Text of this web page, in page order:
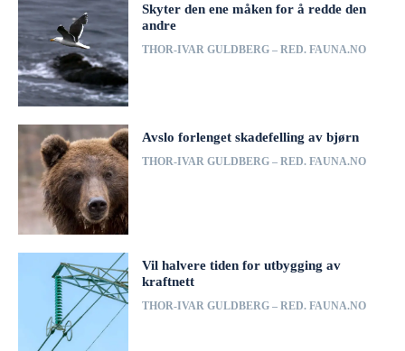
Skyter den ene måken for å redde den
andre
THOR-IVAR GULDBERG – RED. FAUNA.NO
Avslo forlenget skadefelling av bjørn
THOR-IVAR GULDBERG – RED. FAUNA.NO
Vil halvere tiden for utbygging av
kraftnett
THOR-IVAR GULDBERG – RED. FAUNA.NO